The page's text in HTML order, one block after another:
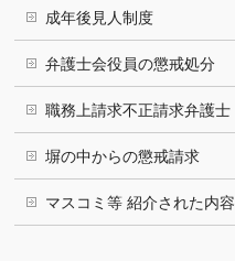
成年後見人制度
弁護士会役員の懲戒処分
職務上請求不正請求弁護士
塀の中からの懲戒請求
マスコミ等 紹介された内容